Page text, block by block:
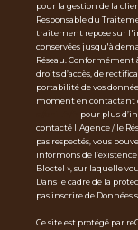
pour la gestion de la
Responsable du
traitement repose sur
conservées jusqu'à
Réseau. Conformément
droits d’accès, de
portabilité de vos
moment en contactant
pour plus
contacté l'Agence / le
pas respectés, vous
informons de
Bloctel », sur laquelle
Dans le cadre de la
pas inscrire de Données
Ce site est protégé par